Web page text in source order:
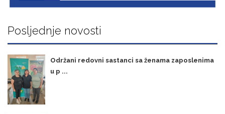
Posljednje novosti
Održani redovni sastanci sa ženama zaposlenima
u p ...